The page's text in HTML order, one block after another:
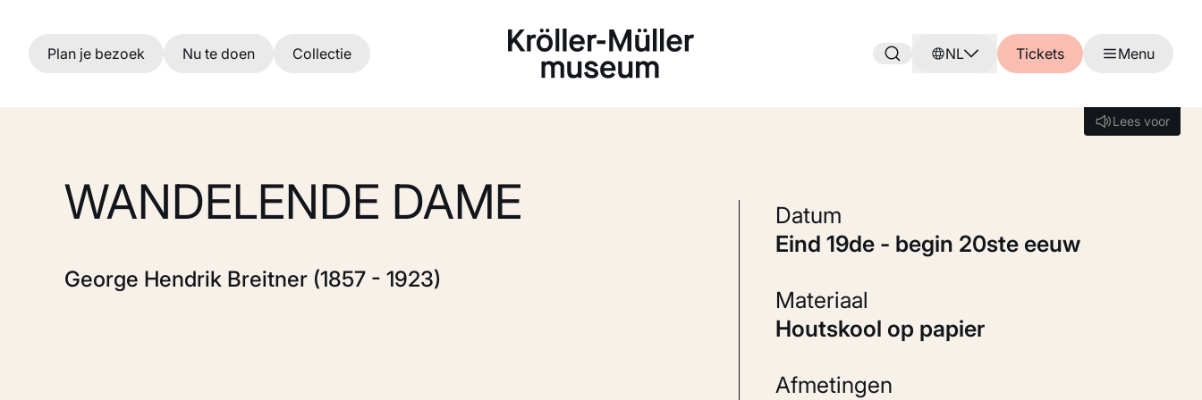
Ga naar hoofdinhoud
Plan je bezoek Nu te doen Collectie NL Tickets Menu
Lees voor
Lees voor
WANDELENDE DAME
George Hendrik Breitner (1857 - 1923)
Datum
eind 19de - begin 20ste eeuw
Materiaal
Houtskool op papier
Afmetingen